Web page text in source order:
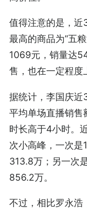
值得注意的是，
最高的商品为“五
1069元，销量达
售，也在一定程度
据统计，李国庆近
平均单场直播销
时长高于4小时。
次小高峰，一次是
313.8万；另一次
856.2万。
不过，相比罗永浩